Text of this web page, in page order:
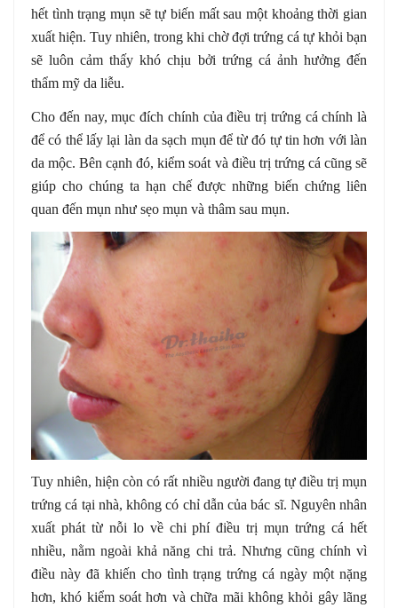
hết tình trạng mụn sẽ tự biến mất sau một khoảng thời gian
xuất hiện. Tuy nhiên, trong khi chờ đợi trứng cá tự khỏi bạn
sẽ luôn cảm thấy khó chịu bởi trứng cá ảnh hưởng đến
thẩm mỹ da liễu.
Cho đến nay, mục đích chính của điều trị trứng cá chính là
để có thể lấy lại làn da sạch mụn để từ đó tự tin hơn với làn
da mộc. Bên cạnh đó, kiểm soát và điều trị trứng cá cũng sẽ
giúp cho chúng ta hạn chế được những biến chứng liên
quan đến mụn như sẹo mụn và thâm sau mụn.
Tuy nhiên, hiện còn có rất nhiều người đang tự điều trị mụn
trứng cá tại nhà, không có chỉ dẫn của bác sĩ. Nguyên nhân
xuất phát từ nỗi lo về chi phí điều trị mụn trứng cá hết
nhiều, nằm ngoài khả năng chi trả. Nhưng cũng chính vì
điều này đã khiến cho tình trạng trứng cá ngày một nặng
hơn, khó kiểm soát hơn và chữa mãi không khỏi gây lãng